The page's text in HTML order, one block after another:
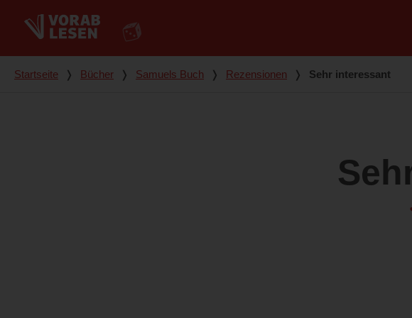
Du bist hier
Startseite ❭ Bücher ❭ Samuels Buch ❭ Rezensionen ❭ Sehr interessant